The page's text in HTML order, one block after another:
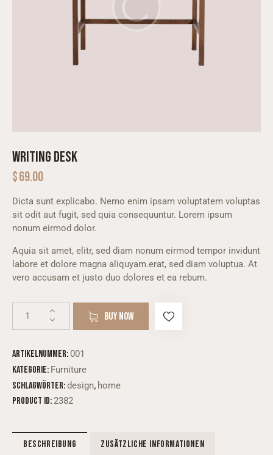
WRITING DESK
$69.00
Dicta sunt explicabo. Nemo enim ipsam voluptatem voluptas
sit odit aut fugit, sed quia consequuntur. Lorem ipsum
nonum eirmod dolor.
Aquia sit amet, elitr, sed diam nonum eirmod tempor invidunt
labore et dolore magna aliquyam.erat, sed diam voluptua. At
vero accusam et justo duo dolores et ea rebum.
BUY NOW
Artikelnummer: 001
Kategorie: Furniture
Schlagwörter:design, home
Product ID:2382
BESCHREIBUNG ZUSÄTZLICHE INFORMATIONEN